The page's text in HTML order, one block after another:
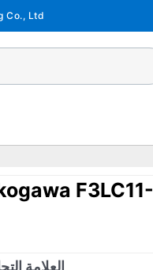
Co., Ltd
العلامة